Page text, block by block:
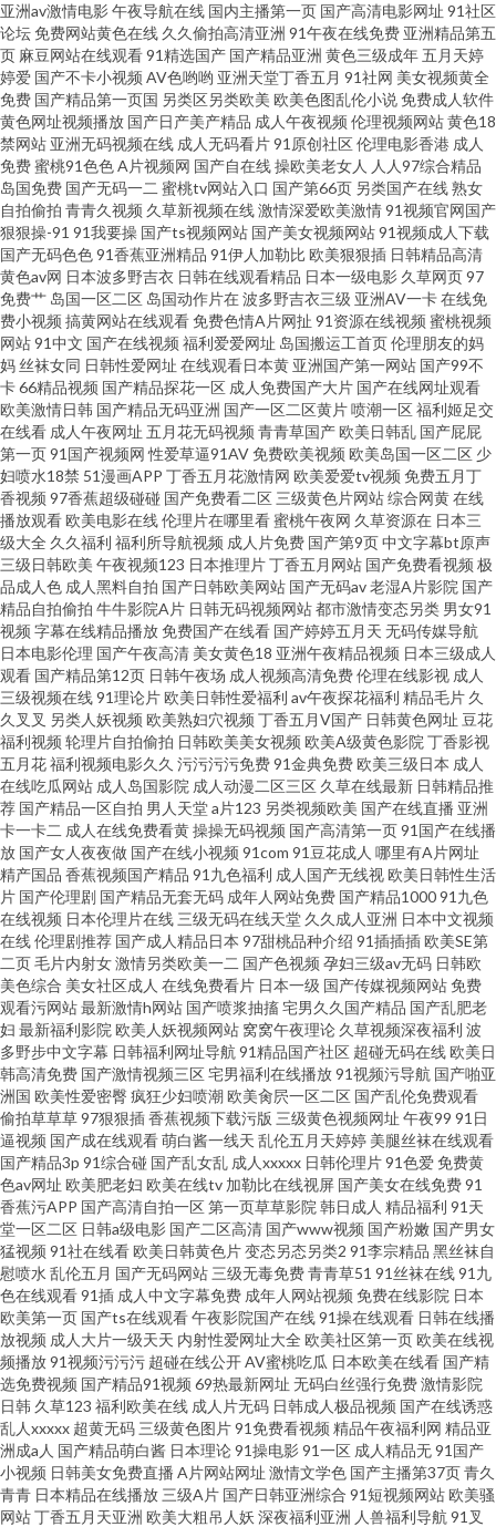
尤物91 色五月天网 91白丝网址 亚洲另类影院 色先锋AV导航 青青草综合在线
久久五月亭 国产色片影音先锋 肏屄超碰 91黄视屏 亚洲色图2P 日韩一本道综
合 人人操人人摸人人 人人干91 欧美成人免费 黄色短片免费 国产91足交视频
ts手淫 91大神黑丝在线 五月天韩国不卡 青青娱乐91 日本热情综合网址 青娱
乐无码AV 蜜桃视频在现观看 加勒比综合色 国产精品入口果冻 白丝自慰在线
91九色一区二区 午夜影院黄 日韩人妻伦理 欧日韩123 麻豆三级片大全 精品
在线视频91 丁香五月网站 www欧洲影院 91黄色网入口一 午夜剧场黄色 日本
操逼片电影 女优无码导航 久草国产原创 国产精品网址 成人三级网址 97超碰
就是操 伊人精品福利 熟女91 欧美野外性V 久草资源在线白浆 韩国AV色站 福
利导航第一站 av午夜狸狸 91中文永久 在线观看日本五区 天天干视频网 人人
肏超碰 欧美aa 极品影院 福利社三分钟 超碰少妇 日本一道久久 日本啪啪视频
美女抠逼视频 九九色色七七香蕉 国产黄色片 草逼福利 91视频国 在线色ab 婷
婷五月花 日韩精品导航 五月丁香成人网站 香蕉久艹 日韩欧美专区 色色视频
欧美日韩A级 久久豆花福利
亚洲av激情电影午夜导航在线 国内主播第一页 国产高清电影网址 91社区
论坛免费网站黄色在线 久久偷拍高清亚洲 91午夜在线免费 亚洲精品第五
页 麻豆网站在线观看91精选国产 国产精品亚洲 黄色三级成年 五月天婷
婷爱 国产不卡小视频 AV色哟哟 亚洲天堂丁香五月 91社网 美女视频黄全
免费 国产精品第一页国 另类区另类欧美 欧美色图乱伦小说免费成人软件
黄色网址视频播放 国产日产美产精品 成人午夜视频 伦理视频网站黄色18
禁网站 亚洲无码视频在线 成人无码看片91原创社区伦理电影香港 成人
免费蜜桃91色色A片视频网 国产自在线操欧美老女人 人人97综合精品
岛国免费 国产无码一二 蜜桃tv网站入口 国产第66页 另类国产在线熟女
自拍偷拍 青青久视频 久草新视频在线激情深爱欧美激情91视频官网国产
狠狠操-91 91我要操 国产ts视频网站 国产美女视频网站91视频成人下载
国产无码色色91香蕉亚洲精品 91伊人加勒比 欧美狠狠插 日韩精品高清
黄色av网 日本波多野吉衣 日韩在线观看精品 日本一级电影 久草网页97
免费艹 岛国一区二区 岛国动作片在波多野吉衣三级 亚洲AV一卡在线免
费小视频 搞黄网站在线观看免费色情A片网扯 91资源在线视频 蜜桃视频
网站91中文 国产在线视频 福利爱爱网址 岛国搬运工首页伦理朋友的妈
妈 丝袜女同 日韩性爱网址 在线观看日本黄 亚洲国产第一网站 国产99不
卡66精品视频 国产精品探花一区 成人免费国产大片 国产在线网址观看
欧美激情日韩 国产精品无码亚洲 国产一区二区黄片喷潮一区福利姬足交
在线看 成人午夜网址 五月花无码视频 青青草国产欧美日韩乱 国产屁屁
第一页91国产视频网 性爱草逼91AV免费欧美视频 欧美岛国一区二区 少
妇喷水18禁 51漫画APP 丁香五月花激情网 欧美爱爱tv视频 免费五月丁
香视频 97香蕉超级碰碰 国产免费看二区 三级黄色片网站综合网黄在线
播放观看欧美电影在线伦理片在哪里看蜜桃午夜网 久草资源在 日本三
级大全 久久福利 福利所导航视频 成人片免费 国产第9页中文字幕bt原声
三级日韩欧美 午夜视频123 日本推理片丁香五月网站 国产免费看视频 极
品成人色 成人黑料自拍 国产日韩欧美网站 国产无码av老湿A片影院 国产
精品自拍偷拍 牛牛影院A片 日韩无码视频网站都市激情变态另类 男女91
视频 字幕在线精品播放免费国产在线看 国产婷婷五月天 无码传媒导航
日本电影伦理 国产午夜高清 美女黄色18 亚洲午夜精品视频 日本三级成人
观看 国产精品第12页 日韩午夜场 成人视频高清免费伦理在线影视 成人
三级视频在线91理论片欧美日韩性爱福利 av午夜探花福利 精品毛片 久
久叉叉 另类人妖视频 欧美熟妇穴视频 丁香五月V国产 日韩黄色网址 豆花
福利视频 轮理片自拍偷拍 日韩欧美美女视频 欧美A级黄色影院 丁香影视
五月花福利视频电影久久 污污污污免费91金典免费欧美三级日本 成人
在线吃瓜网站 成人岛国影院 成人动漫二区三区 久草在线最新 日韩精品推
荐 国产精品一区自拍 男人天堂a片123 另类视频欧美 国产在线直播 亚洲
卡一卡二 成人在线免费看黄操操无码视频 国产高清第一页91国产在线播
放 国产女人夜夜做 国产在线小视频 91com 91豆花成人 哪里有A片网址
精产国品 香蕉视频国产精品 91九色福利 成人国产无线视欧美日韩性生活
片 国产伦理剧 国产精品无套无码 成年人网站免费 国产精品100091九色
在线视频 日本伦理片在线 三级无码在线天堂 久久成人亚洲 日本中文视频
在线伦理剧推荐 国产成人精品日本 97甜桃品种介绍 91插插插欧美SE第
二页毛片内射女激情另类欧美一二 国产色视频 孕妇三级av无码 日韩欧
美色综合 美女社区成人 在线免费看片 日本一级 国产传媒视频网站免费
观看污网站最新激情h网站 国产喷浆抽搐宅男久久国产精品 国产乱肥老
妇 最新福利影院 欧美人妖视频网站 窝窝午夜理论 久草视频深夜福利 波
多野步中文字幕 日韩福利网址导航 91精品国产社区 超碰无码在线欧美日
韩高清免费 国产激情视频三区宅男福利在线播放91视频污导航 国产啪亚
洲国 欧美性爱密臀疯狂少妇喷潮欧美肏屄一区二区 国产乱伦免费观看
偷拍草草草97狠狠插香蕉视频下载污版 三级黄色视频网址 午夜99 91日
逼视频 国产成在线观看萌白酱一线天 乱伦五月天婷婷 美腿丝袜在线观看
国产精品3p 91综合碰 国产乱女乱 成人xxxxx 日韩伦理片91色爱免费黄
色av网址 欧美肥老妇 欧美在线tv 加勒比在线视屏 国产美女在线免费91
香蕉污APP 国产高清自拍一区第一页草草影院 韩日成人 精品福利 91天
堂一区二区 日韩a级电影 国产二区高清 国产www视频 国产粉嫩 国产男女
猛视频 91社在线看欧美日韩黄色片变态另态另类2 91李宗精品 黑丝袜自
慰喷水 乱伦五月 国产无码网站 三级无毒免费青青草51 91丝袜在线91九
色在线观看91插 成人中文字幕免费 成年人网站视频 免费在线影院 日本
欧美第一页 国产ts在线观看午夜影院国产在线91操在线观看 日韩在线播
放视频 成人大片一级天天 内射性爱网址大全 欧美社区第一页欧美在线视
频播放91视频污污污 超碰在线公开AV蜜桃吃瓜 日本欧美在线看 国产精
选免费视频 国产精品91视频 69热最新网址 无码白丝强行免费激情影院
日韩 久草123 福利欧美在线 成人片无码 日韩成人极品视频 国产在线诱惑
乱人xxxxx 超黄无码 三级黄色图片91免费看视频 精品午夜福利网 精品亚
洲成a人 国产精品萌白酱 日本理论91操电影91一区 成人精品无91国产
小视频 日韩美女免费直播 A片网站网址 激情文学色 国产主播第37页青久
青青 日本精品在线播放 三级A片 国产日韩亚洲综合 91短视频网站欧美骚
网站丁香五月天亚洲 欧美大粗吊人妖 深夜福利亚洲 人兽福利导航 91叉